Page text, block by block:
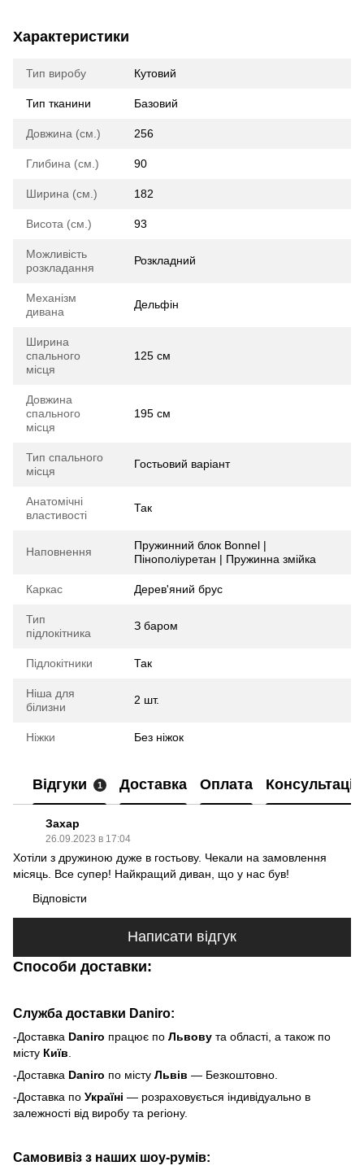
Характеристики
Тип виробу Кутовий
Тип тканини Базовий
Довжина (см.) 256
Глибина (см.) 90
Ширина (см.) 182
Висота (см.) 93
Можливість
розкладання
Розкладний
Механізм
дивана
Дельфін
Ширина
спального
місця
125 см
Довжина
спального
місця
195 см
Тип спального
місця
Гостьовий варіант
Анатомічні
властивості
Так
Наповнення
Пружинний блок Bonnel |
Пінополіуретан | Пружинна змійка
Каркас Дерев'яний брус
Тип
підлокітника
З баром
Підлокітники Так
Ніша для
білизни
2 шт.
Ніжки Без ніжок
Відгуки 1 Доставка Оплата Консультація
Захар
26.09.2023 в 17:04
Хотіли з дружиною дуже в гостьову. Чекали на замовлення
місяць. Все супер! Найкращий диван, що у нас був!
Відповісти
Написати відгук
Способи доставки:
Служба доставки Daniro:
-Доставка Daniro працює по Львову та області, а також по
місту Київ
-Доставка Daniro по місту Львів — Безкоштовно.
-Доставка по Україні — розраховується індивідуально в
залежності від виробу та регіону.
Самовивіз з наших шоу-румів: